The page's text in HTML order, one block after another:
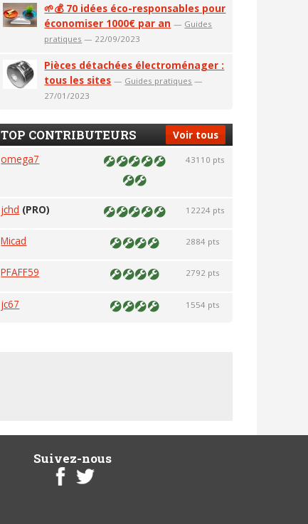
🌱💰 70 idées éco-responsables pour
économiser 1000€ par an — Guides
pratiques — 22/09/2023
Pièces détachées électroménager :
tous les sites — Guides pratiques —
27/01/2023
Voir tous
TOP CONTRIBUTEURS
omega7 43110 pts
jchd (PRO) 12224 pts
Micad 2884 pts
PFAFF59 2792 pts
jc67 1554 pts
Suivez-nous